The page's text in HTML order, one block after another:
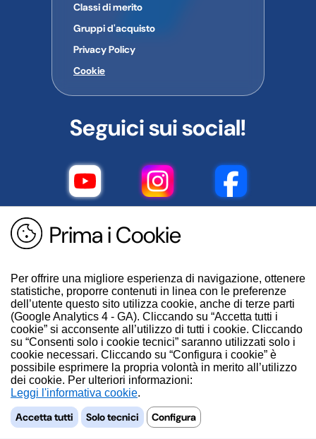
Prima i Cookie
Per offrire una migliore esperienza di navigazione, ottenere
statistiche, proporre contenuti in linea con le preferenze
dell’utente questo sito utilizza cookie, anche di terze parti
(Google Analytics 4 - GA). Cliccando su “Accetta tutti i
cookie” si acconsente all’utilizzo di tutti i cookie. Cliccando
su “Consenti solo i cookie tecnici” saranno utilizzati solo i
cookie necessari. Cliccando su “Configura i cookie” è
possibile esprimere la propria volontà in merito all’utilizzo
dei cookie. Per ulteriori informazioni:
.
Accetta tutti Solo tecnici Configura
Classi di merito
Gruppi d'acquisto
Privacy Policy
Cookie
Seguici sui social!